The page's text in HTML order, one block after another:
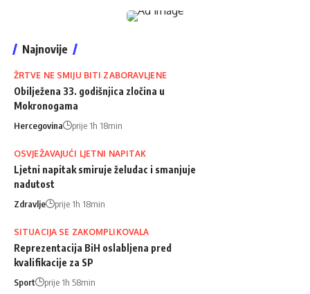
Najnovije
ŽRTVE NE SMIJU BITI ZABORAVLJENE
Obilježena 33. godišnjica zločina u
Mokronogama
Hercegovina prije 1h 18min
OSVJEŽAVAJUĆI LJETNI NAPITAK
Ljetni napitak smiruje želudac i smanjuje
nadutost
Zdravlje prije 1h 18min
SITUACIJA SE ZAKOMPLIKOVALA
Reprezentacija BiH oslabljena pred
kvalifikacije za SP
Sport prije 1h 58min